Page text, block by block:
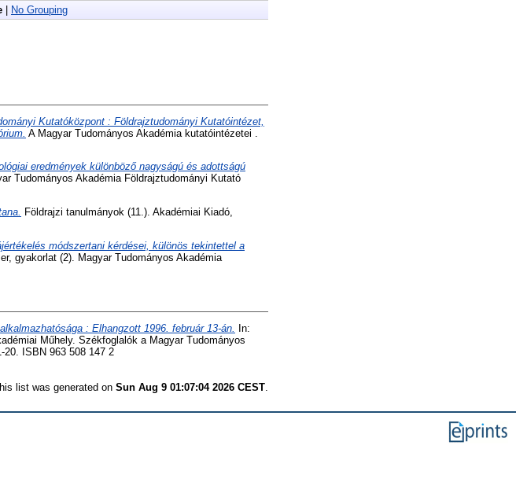
No Grouping
Kutatóközpont : Földrajztudományi Kutatóintézet,
A Magyar Tudományos Akadémia kutatóintézetei .
eredmények különböző nagyságú és adottságú
Tudományos Akadémia Földrajztudományi Kutató
Földrajzi tanulmányok (11.). Akadémiai Kiadó,
módszertani kérdései, különös tekintettel a
gyakorlat (2). Magyar Tudományos Akadémia
: Elhangzott 1996. február 13-án.
In:
Műhely. Székfoglalók a Magyar Tudományos
20. ISBN 963 508 147 2
list was generated on Sun Aug 9 01:07:04 2026 CEST